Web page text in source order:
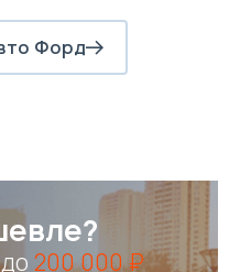
Форд
200 000 ₽